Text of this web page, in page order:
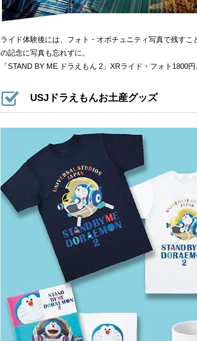
ライド体験後には、フォト・オポチュニティ写真で残すこ
の記念に写真も忘れずに。
「STAND BY ME ドラえもん 2」XRライド・フォト1800円
USJドラえもんお土産グッズ